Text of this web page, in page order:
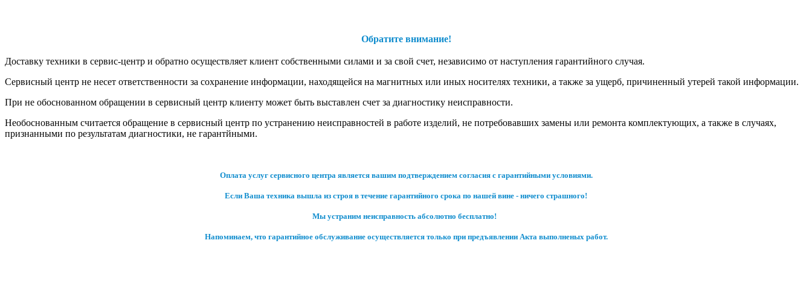
Обратите внимание!
Доставку техники в сервис-центр и обратно осуществляет клиент собственными силами и за свой счет, независимо от наступления гарантийного случая.
Сервисный центр не несет ответственности за сохранение информации, находящейся на магнитных или иных носителях техники, а также за ущерб, причиненный утерей такой информации.
При не обоснованном обращении в сервисный центр клиенту может быть выставлен счет за диагностику неисправности.
Необоснованным считается обращение в сервисный центр по устранению неисправностей в работе изделий, не потребовавших замены или ремонта комплектующих, а также в случаях,
признанными по результатам диагностики, не гарантйными.
Оплата услуг сервисного центра является вашим подтверждением согласия с гарантийными условиями.
Если Ваша техника вышла из строя в течение гарантийного срока по нашей вине - ничего страшного!
Мы устраним неисправность абсолютно бесплатно!
Напоминаем, что гарантийное обслуживание осуществляется только при предъявлении Акта выполненых работ.